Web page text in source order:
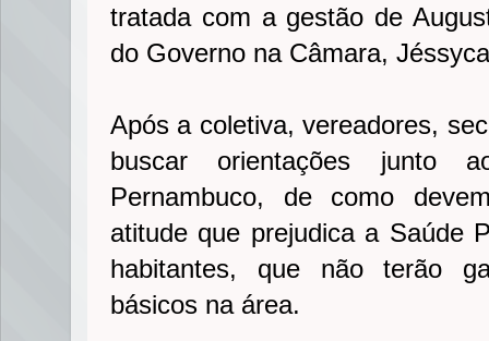
tratada com a gestão de
do Governo na Câmara,
Após a coletiva, vereadores,
buscar orientações junto
Pernambuco, de como
atitude que prejudica a Saúde
habitantes, que não terão
básicos na área.